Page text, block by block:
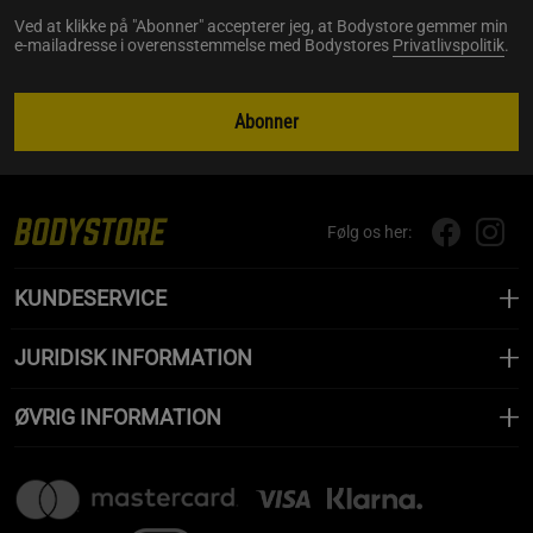
Ved at klikke på "Abonner" accepterer jeg, at Bodystore gemmer min
e-mailadresse i overensstemmelse med Bodystores Privatlivspolitik.
Abonner
Følg os her:
KUNDESERVICE
JURIDISK INFORMATION
ØVRIG INFORMATION